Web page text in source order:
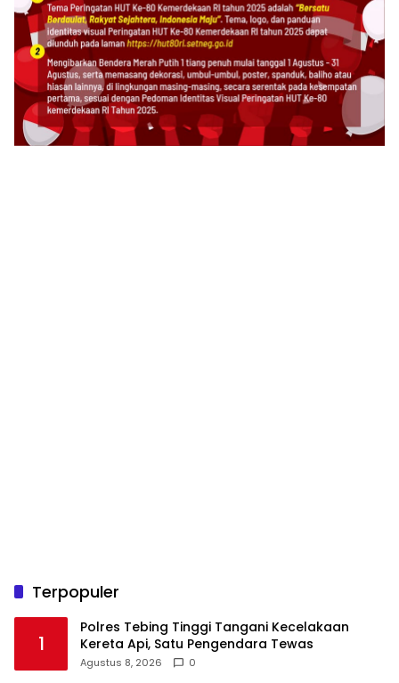
Terpopuler
1
Polres Tebing Tinggi Tangani Kecelakaan
Kereta Api, Satu Pengendara Tewas
Agustus 8, 2026 0